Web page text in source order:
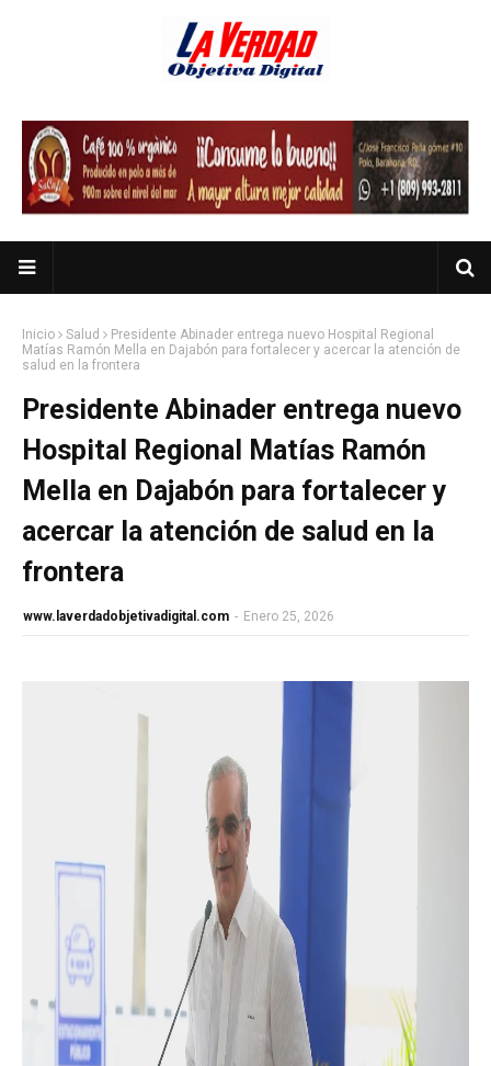
Inicio Salud
Presidente Abinader entrega nuevo Hospital Regional
Matías Ramón Mella en Dajabón para fortalecer y acercar la atención de
salud en la frontera
Presidente Abinader entrega nuevo
Hospital Regional Matías Ramón
Mella en Dajabón para fortalecer y
acercar la atención de salud en la
frontera
www.laverdadobjetivadigital.com - Enero 25, 2026